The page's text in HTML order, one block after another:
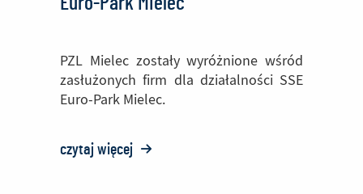
PZL Mielec zostały wyróżnione wśród
zasłużonych firm dla działalności SSE
Euro-Park Mielec.
czytaj więcej o: